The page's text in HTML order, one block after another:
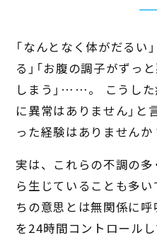
「なんとなく体がだるい
る」「お腹の調子がずっ
しまう」……。 こうした
に異常はありません」と
った経験はありませんか
実は、これらの不調の多
ら生じていることも多
ちの意思とは無関係に
を24時間コントロール